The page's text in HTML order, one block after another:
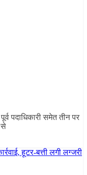
पदाधिकारी समेत तीन पर
से